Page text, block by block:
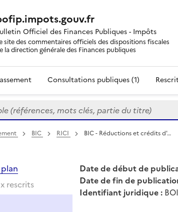
Officiel des Finances Publiques - Impôts
site des commentaires officiels des dispositions fiscales
la direction générale des Finances publiques
Consultations publiques (1)
(références, mots clés, partie du titre)
BIC RICI BIC - Réductions et crédits d'…
rescrits
Date de début de
Date de fin de
Identifiant juridique :